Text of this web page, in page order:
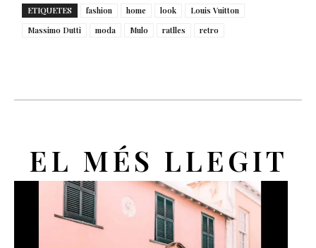
ETIQUETES fashion home look
Louis Vuitton
Massimo Dutti
moda Mulo ratlles retro
EL MÉS LLEGIT